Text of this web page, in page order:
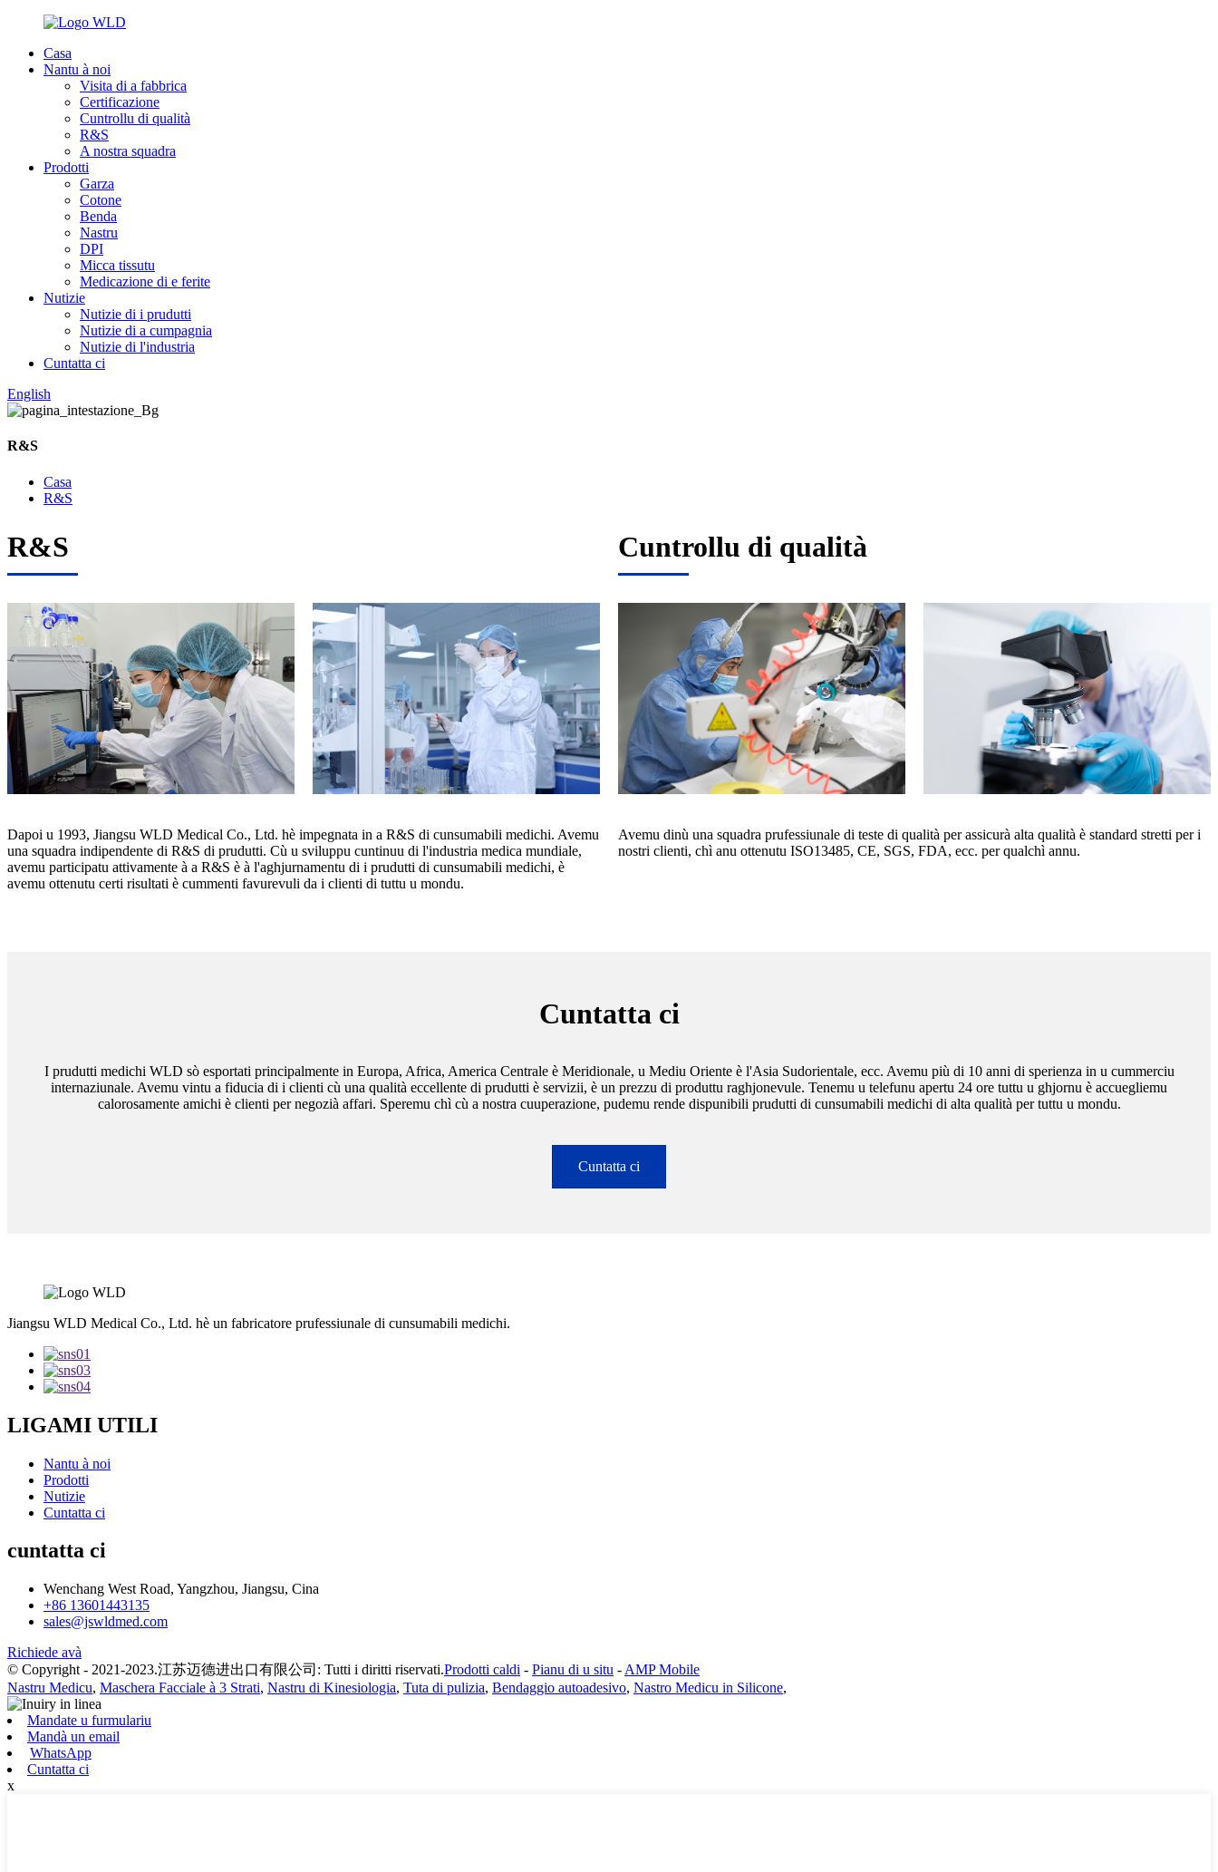
Casa
Nantu à noi
Visita di a fabbrica
Certificazione
Cuntrollu di qualità
R&S
A nostra squadra
Prodotti
Garza
Cotone
Benda
Nastru
DPI
Micca tissutu
Medicazione di e ferite
Nutizie
Nutizie di i prudutti
Nutizie di a cumpagnia
Nutizie di l'industria
Cuntatta ci
English
R&S
Casa
R&S
R&S
Dapoi u 1993, Jiangsu WLD Medical Co., Ltd. hè impegnata in a R&S di cunsumabili medichi. Avemu
una squadra indipendente di R&S di prudutti. Cù u sviluppu cuntinuu di l'industria medica mundiale,
avemu participatu attivamente à a R&S è à l'aghjurnamentu di i prudutti di cunsumabili medichi, è
avemu ottenutu certi risultati è cummenti favurevuli da i clienti di tuttu u mondu.
Cuntrollu di qualità
Avemu dinù una squadra prufessiunale di teste di qualità per assicurà alta qualità è standard stretti per i
nostri clienti, chì anu ottenutu ISO13485, CE, SGS, FDA, ecc. per qualchì annu.
Cuntatta ci
I prudutti medichi WLD sò esportati principalmente in Europa, Africa, America Centrale è Meridionale, u Mediu Oriente è l'Asia Sudorientale, ecc. Avemu più di 10 anni di sperienza in u cummerciu
internaziunale. Avemu vintu a fiducia di i clienti cù una qualità eccellente di prudutti è servizii, è un prezzu di produttu raghjonevule. Tenemu u telefunu apertu 24 ore tuttu u ghjornu è accuegliemu
calorosamente amichi è clienti per negozià affari. Speremu chì cù a nostra cuuperazione, pudemu rende dispunibili prudutti di cunsumabili medichi di alta qualità per tuttu u mondu.
Cuntatta ci
Jiangsu WLD Medical Co., Ltd. hè un fabricatore prufessiunale di cunsumabili medichi.
LIGAMI UTILI
Nantu à noi
Prodotti
Nutizie
Cuntatta ci
cuntatta ci
Wenchang West Road, Yangzhou, Jiangsu, Cina
+86 13601443135
sales@jswldmed.com
Richiede avà
© Copyright - 2021-2023.江苏迈德进出口有限公司: Tutti i diritti riservati.Prodotti caldi - Pianu di u situ - AMP Mobile
Nastru Medicu, Maschera Facciale à 3 Strati, Nastru di Kinesiologia, Tuta di pulizia, Bendaggio autoadesivo, Nastro Medicu in Silicone,
Mandate u furmulariu
Mandà un email
WhatsApp
Cuntatta ci
x